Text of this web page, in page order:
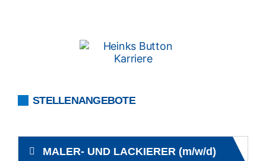
STELLENANGEBOTE
MALER- UND LACKIERER (m/w/d)